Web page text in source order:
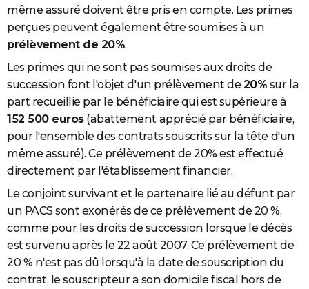
même assuré doivent être pris en compte. Les primes
perçues peuvent également être soumises à un
prélèvement de 20%.
Les primes qui ne sont pas soumises aux droits de
succession font l'objet d'un prélèvement de 20% sur la
part recueillie par le bénéficiaire qui est supérieure à
152 500 euros(abattement apprécié par bénéficiaire,
pour l'ensemble des contrats souscrits sur la tête d'un
même assuré). Ce prélèvement de 20% est effectué
directement par l'établissement financier.
Le conjoint survivant et le partenaire lié au défunt par
un PACS sont exonérés de ce prélèvement de 20 %,
comme pour les droits de succession lorsque le décès
est survenu après le 22 août 2007. Ce prélèvement de
20 % n'est pas dû lorsqu'à la date de souscription du
contrat, le souscripteur a son domicile fiscal hors de